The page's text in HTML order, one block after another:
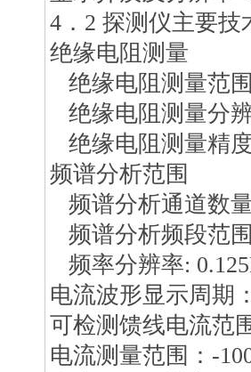
4．2 探测仪主要技
绝缘电阻测量
绝缘电阻测量范
绝缘电阻测量分
绝缘电阻测量精
频谱分析范围
频谱分析通道数
频谱分析频段范
频率分辨率:
电流波形显示周期
可检测馈线电流范
电流测量范围：-